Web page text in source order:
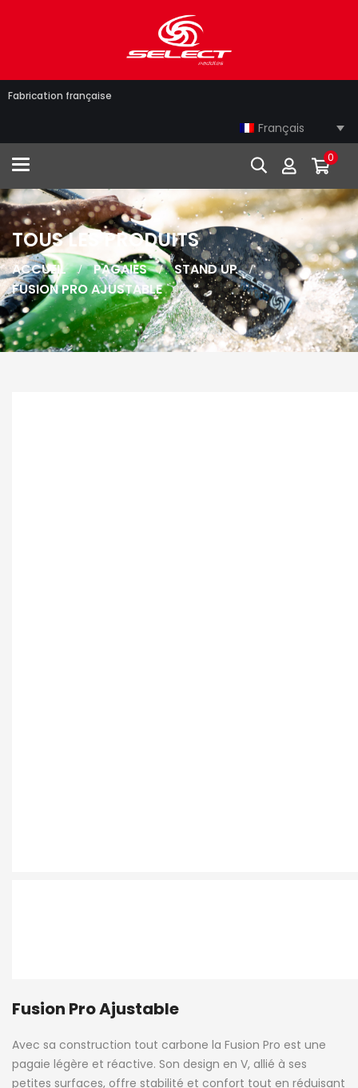
Fabrication française
Français
Toggle navigation 0
TOUS LES PRODUITS
ACCUEIL PAGAIES
STAND UP
FUSION PRO AJUSTABLE
Fusion Pro Ajustable
Avec sa construction tout carbone la Fusion Pro est une
pagaie légère et réactive. Son design en V, allié à ses
petites surfaces, offre stabilité et confort tout en réduisant